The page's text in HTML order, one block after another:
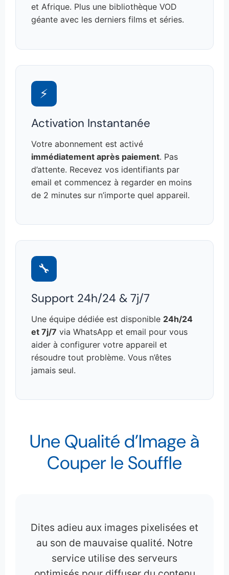
et Afrique. Plus une bibliothèque VOD
géante avec les derniers films et séries.
⚡
Activation Instantanée
Votre abonnement est activé
immédiatement après paiement. Pas
d’attente. Recevez vos identifiants par
email et commencez à regarder en moins
de 2 minutes sur n’importe quel appareil.
🔧
Support 24h/24 & 7j/7
Une équipe dédiée est disponible 24h/24
et 7j/7 via WhatsApp et email pour vous
aider à configurer votre appareil et
résoudre tout problème. Vous n’êtes
jamais seul.
Une Qualité d’Image à
Couper le Souffle
Dites adieu aux images pixelisées et
au son de mauvaise qualité. Notre
service utilise des serveurs